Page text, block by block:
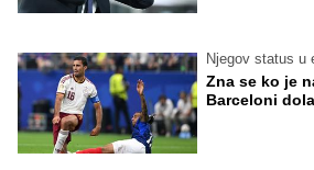
Njegov status u
Zna se ko je
Barceloni